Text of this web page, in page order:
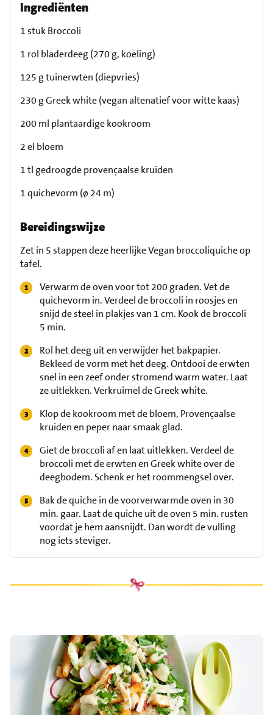
Ingrediënten
1 stuk Broccoli
1 rol bladerdeeg (270 g, koeling)
125 g tuinerwten (diepvries)
230 g Greek white (vegan altenatief voor witte kaas)
200 ml plantaardige kookroom
2 el bloem
1 tl gedroogde provençaalse kruiden
1 quichevorm (ø 24 m)
Bereidingswijze
Zet in 5 stappen deze heerlijke Vegan broccoliquiche op
tafel.
Verwarm de oven voor tot 200 graden. Vet de
quichevorm in. Verdeel de broccoli in roosjes en
snijd de steel in plakjes van 1 cm. Kook de broccoli
5 min.
Rol het deeg uit en verwijder het bakpapier.
Bekleed de vorm met het deeg. Ontdooi de erwten
snel in een zeef onder stromend warm water. Laat
ze uitlekken. Verkruimel de Greek white.
Klop de kookroom met de bloem, Provençaalse
kruiden en peper naar smaak glad.
Giet de broccoli af en laat uitlekken. Verdeel de
broccoli met de erwten en Greek white over de
deegbodem. Schenk er het roommengsel over.
Bak de quiche in de voorverwarmde oven in 30
min. gaar. Laat de quiche uit de oven 5 min. rusten
voordat je hem aansnijdt. Dan wordt de vulling
nog iets steviger.